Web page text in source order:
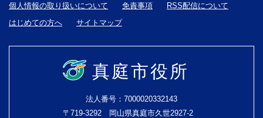
個人情報の取り扱いについて 免責事項
RSS配信について
はじめての方へ
サイトマップ
真庭市役所
法人番号：7000020332143
〒719-3292 岡山県真庭市久世2927-2